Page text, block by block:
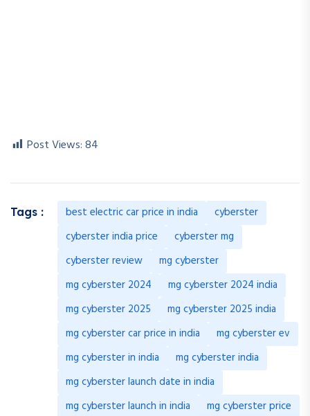
Post Views:84
Tags : best electric car price in india
cyberster
cyberster india price
cyberster mg
cyberster review
mg cyberster
mg cyberster 2024
mg cyberster 2024 india
mg cyberster 2025
mg cyberster 2025 india
mg cyberster car price in india
mg cyberster ev
mg cyberster in india
mg cyberster india
mg cyberster launch date in india
mg cyberster launch in india
mg cyberster price